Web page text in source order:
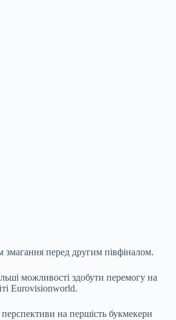
змагання перед другим півфіналом.
можливості здобути перемогу на
Eurovisionworld.
на першість букмекери